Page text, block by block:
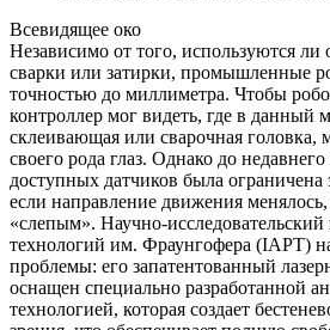
Всевидящее око
Независимо от того, используются ли
сварки или затирки, промышленные
точностью до миллиметра. Чтобы
контроллер мог видеть, где в данный
склеивающая или сварочная головка,
своего рода глаз. Однако до
доступных датчиков была ограничена
если направление движения менялось,
«слепым». Научно-
технологий им. Фраунгофера (IAPT)
проблемы: его запатентованный
оснащен специально разработанной
технологией, которая создает